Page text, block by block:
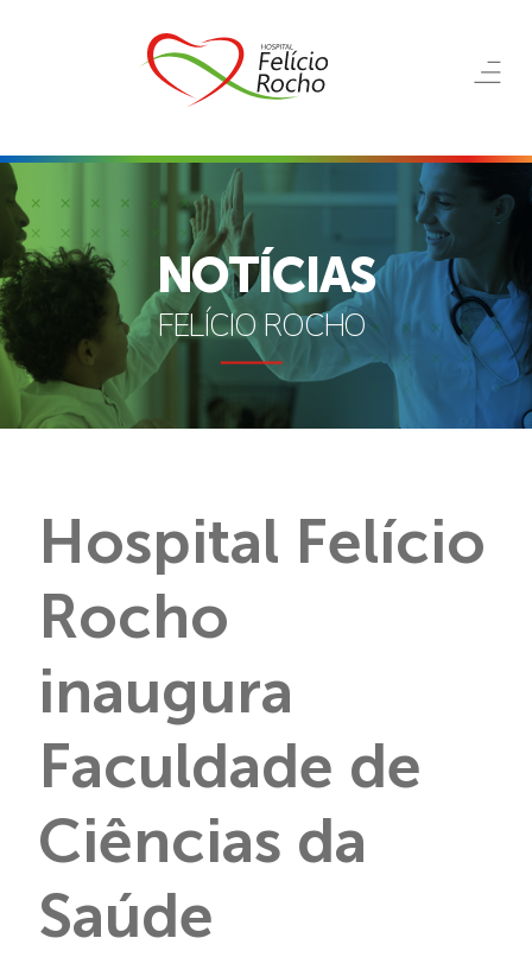
NOTÍCIAS
FELÍCIO ROCHO
Hospital Felício
Rocho
inaugura
Faculdade de
Ciências da
Saúde